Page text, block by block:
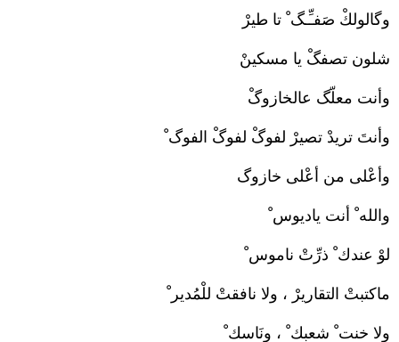
وگالولكْ صَفـِّـگ ْ تا طيرْ
شلون تصفگْ يا مسكينْ
وأنت معلّگ عالخازوگْ
وأنتَ تريدْ تصيرْ لفوگْ لفوگْ الفوگ ْ
وأعْلى من أعْلى خازوگ
والله ْ أنت ياديوس ْ
لوْ عندك ْ ذرِّتْ ناموس ْ
ماكتبتْ التقاريرْ ، ولا نافقتْ للْمُدير ْ
ولا خنت ْ شعبك ْ ، ونَاسك ْ